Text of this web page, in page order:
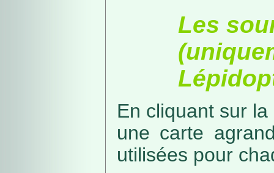
Les
En cliquant sur
une carte
utilisées pour